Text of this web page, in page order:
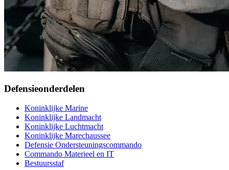
Defensieonderdelen
Koninklijke Marine
Koninklijke Landmacht
Koninklijke Luchtmacht
Koninklijke Marechaussee
Defensie Ondersteuningscommando
Commando Materieel en IT
Bestuursstaf